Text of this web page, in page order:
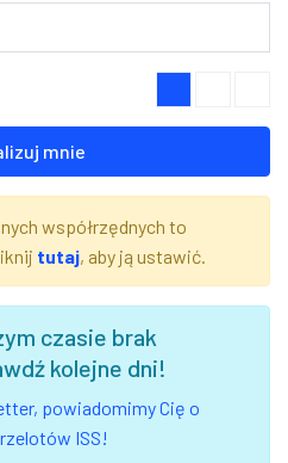
mnie
współrzędnych to
tutaj, aby ją ustawić.
czasie brak
kolejne dni!
powiadomimy Cię o
ISS!